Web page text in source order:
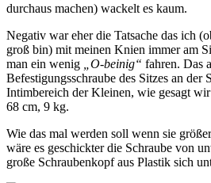
durchaus machen) wackelt es kaum.
Negativ war eher die Tatsache das ich
groß bin) mit meinen Knien immer am
man ein wenig „O-beinig“ fahren. Das
Befestigungsschraube des Sitzes an der
Intimbereich der Kleinen, wie gesagt
68 cm, 9 kg.
Wie das mal werden soll wenn sie
wäre es geschickter die Schraube von
große Schraubenkopf aus Plastik sich